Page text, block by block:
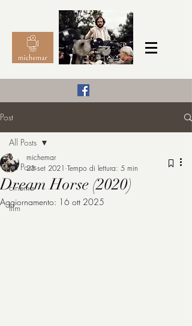
michemar
Post
All Posts
cinema
film
All Posts
Dream Horse (2020)
michemar
23 set 2021 Tempo di lettura: 5 min
Aggiornamento: 16 ott 2025